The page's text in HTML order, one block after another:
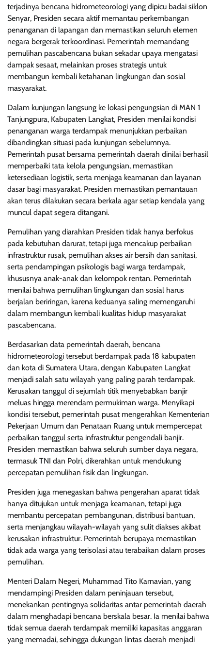
terjadinya bencana hidrometeorologi yang dipicu badai siklon
Senyar, Presiden secara aktif memantau perkembangan
penanganan di lapangan dan memastikan seluruh elemen
negara bergerak terkoordinasi. Pemerintah memandang
pemulihan pascabencana bukan sekadar upaya mengatasi
dampak sesaat, melainkan proses strategis untuk
membangun kembali ketahanan lingkungan dan sosial
masyarakat.
Dalam kunjungan langsung ke lokasi pengungsian di MAN 1
Tanjungpura, Kabupaten Langkat, Presiden menilai kondisi
penanganan warga terdampak menunjukkan perbaikan
dibandingkan situasi pada kunjungan sebelumnya.
Pemerintah pusat bersama pemerintah daerah dinilai berhasil
memperbaiki tata kelola pengungsian, memastikan
ketersediaan logistik, serta menjaga keamanan dan layanan
dasar bagi masyarakat. Presiden memastikan pemantauan
akan terus dilakukan secara berkala agar setiap kendala yang
muncul dapat segera ditangani.
Pemulihan yang diarahkan Presiden tidak hanya berfokus
pada kebutuhan darurat, tetapi juga mencakup perbaikan
infrastruktur rusak, pemulihan akses air bersih dan sanitasi,
serta pendampingan psikologis bagi warga terdampak,
khususnya anak-anak dan kelompok rentan. Pemerintah
menilai bahwa pemulihan lingkungan dan sosial harus
berjalan beriringan, karena keduanya saling memengaruhi
dalam membangun kembali kualitas hidup masyarakat
pascabencana.
Berdasarkan data pemerintah daerah, bencana
hidrometeorologi tersebut berdampak pada 18 kabupaten
dan kota di Sumatera Utara, dengan Kabupaten Langkat
menjadi salah satu wilayah yang paling parah terdampak.
Kerusakan tanggul di sejumlah titik menyebabkan banjir
meluas hingga merendam permukiman warga. Menyikapi
kondisi tersebut, pemerintah pusat mengerahkan Kementerian
Pekerjaan Umum dan Penataan Ruang untuk mempercepat
perbaikan tanggul serta infrastruktur pengendali banjir.
Presiden memastikan bahwa seluruh sumber daya negara,
termasuk TNI dan Polri, dikerahkan untuk mendukung
percepatan pemulihan fisik dan lingkungan.
Presiden juga menegaskan bahwa pengerahan aparat tidak
hanya ditujukan untuk menjaga keamanan, tetapi juga
membantu percepatan pembangunan, distribusi bantuan,
serta menjangkau wilayah-wilayah yang sulit diakses akibat
kerusakan infrastruktur. Pemerintah berupaya memastikan
tidak ada warga yang terisolasi atau terabaikan dalam proses
pemulihan.
Menteri Dalam Negeri, Muhammad Tito Karnavian, yang
mendampingi Presiden dalam peninjauan tersebut,
menekankan pentingnya solidaritas antar pemerintah daerah
dalam menghadapi bencana berskala besar. Ia menilai bahwa
tidak semua daerah terdampak memiliki kapasitas anggaran
yang memadai, sehingga dukungan lintas daerah menjadi